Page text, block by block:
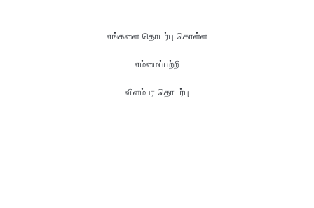
எங்களை தொடர்பு கொள்ள
எம்மைப்பற்றி
விளம்பர தொடர்பு